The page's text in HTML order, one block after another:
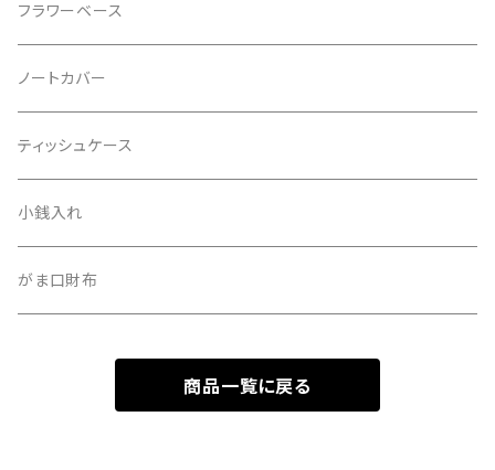
フラワーベース
ノートカバー
ティッシュケース
小銭入れ
がま口財布
商品一覧に戻る